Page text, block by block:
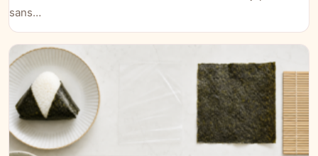
sans…